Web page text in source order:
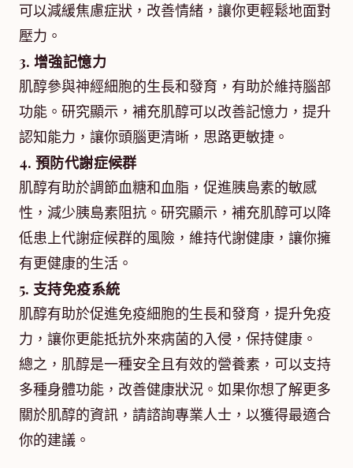
可以減緩焦慮症狀，改善情緒，讓你更輕鬆地面對
壓力。
3. 增強記憶力
肌醇參與神經細胞的生長和發育，有助於維持腦部
功能。研究顯示，補充肌醇可以改善記憶力，提升
認知能力，讓你頭腦更清晰，思路更敏捷。
4. 預防代謝症候群
肌醇有助於調節血糖和血脂，促進胰島素的敏感
性，減少胰島素阻抗。研究顯示，補充肌醇可以降
低患上代謝症候群的風險，維持代謝健康，讓你擁
有更健康的生活。
5. 支持免疫系統
肌醇有助於促進免疫細胞的生長和發育，提升免疫
力，讓你更能抵抗外來病菌的入侵，保持健康。
總之，肌醇是一種安全且有效的營養素，可以支持
多種身體功能，改善健康狀況。如果你想了解更多
關於肌醇的資訊，請諮詢專業人士，以獲得最適合
你的建議。